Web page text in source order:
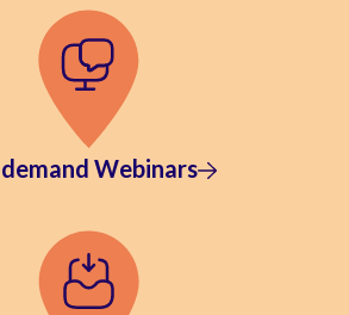
Webinars